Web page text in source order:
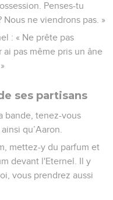
Penses-tu
ne viendrons pas. »
: « Ne prête pas
pas même pris un âne
ses partisans
bande, tenez-vous
qu’Aaron.
mettez-y du parfum et
devant l'Eternel. Il y
vous prendrez aussi